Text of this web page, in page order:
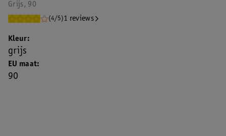
Grijs, 90
(4/5)1 reviews
EU maat
90
Kleur
grijs